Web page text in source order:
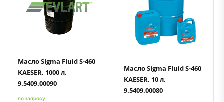
Быстрый просмотрДобавить к сравнению
Масло Sigma Fluid S-460
KAESER, 1000 л.
9.5409.00090
по запросу
Быстрый просмотрДобавить к сравнению
Добавить в избранное
Масло Sigma Fluid S-460
KAESER, 10 л.
9.5409.00080